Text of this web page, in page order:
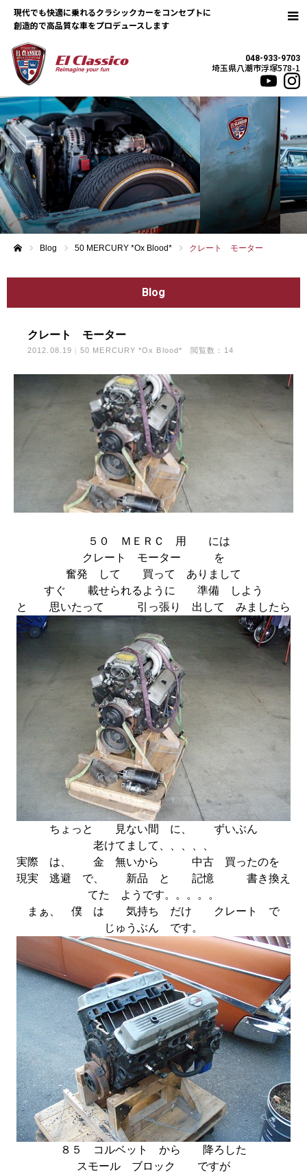
現代でも快適に乗れるクラシックカーをコンセプトに
048-933-9703
埼玉県八潮市浮塚578-1
Blog 50 MERCURY *Ox Blood* クレート モーター
Blog
クレート モーター
2012.08.19 50 MERCURY *Ox Blood* 閲覧数：14
５０ ＭＥＲＣ 用 には
クレート モーター を
奮発 して 買って ありまして
すぐ 載せられるように 準備 しよう
と 思いたって 引っ張り 出して みましたら
ちょっと 見ない間 に、 ずいぶん
老けてまして、、、、、
実際 は、 金 無いから 中古 買ったのを
現実 逃避 で、 新品 と 記憶 書き換え
てた ようです。。。。。
まぁ、 僕 は 気持ち だけ クレート で
じゅうぶん です。
８５ コルベット から 降ろした
スモール ブロック ですが